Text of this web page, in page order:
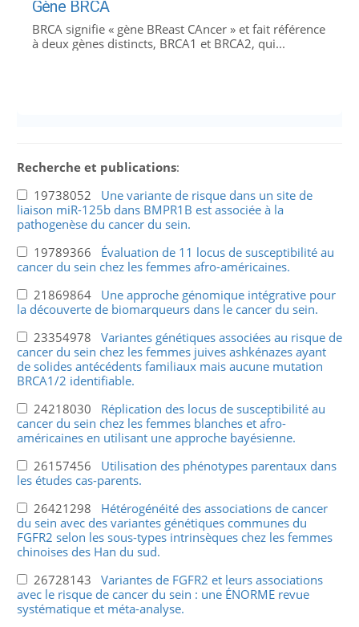
Gène BRCA
BRCA signifie « gène BReast CAncer » et fait référence
à deux gènes distincts, BRCA1 et BRCA2, qui...
Recherche et publications:
19738052 Une variante de risque dans un site de
liaison miR-125b dans BMPR1B est associée à la
pathogenèse du cancer du sein.
19789366 Évaluation de 11 locus de susceptibilité au
cancer du sein chez les femmes afro-américaines.
21869864 Une approche génomique intégrative pour
la découverte de biomarqueurs dans le cancer du sein.
23354978 Variantes génétiques associées au risque de
cancer du sein chez les femmes juives ashkénazes ayant
de solides antécédents familiaux mais aucune mutation
BRCA1/2 identifiable.
24218030 Réplication des locus de susceptibilité au
cancer du sein chez les femmes blanches et afro-
américaines en utilisant une approche bayésienne.
26157456 Utilisation des phénotypes parentaux dans
les études cas-parents.
26421298 Hétérogénéité des associations de cancer
du sein avec des variantes génétiques communes du
FGFR2 selon les sous-types intrinsèques chez les femmes
chinoises des Han du sud.
26728143 Variantes de FGFR2 et leurs associations
avec le risque de cancer du sein : une ÉNORME revue
systématique et méta-analyse.